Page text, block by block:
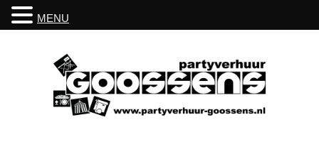
MENU